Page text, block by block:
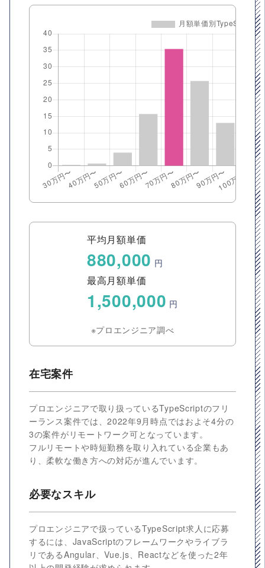
平均月額単価
880,000 円
最高月額単価
1,500,000 円
※プロエンジニア調べ
在宅案件
プロエンジニアで取り扱っているTypeScriptのフリ
ーランス案件では、2022年9月時点ではおよそ4分の
3の案件がリモートワーク可となっています。
フルリモートや時短勤務を取り入れている企業もあ
り、柔軟な働き方への対応が進んでいます。
必要なスキル
プロエンジニアで扱っているTypeScript求人に応募
するには、JavaScriptのフレームワークやライブラ
リであるAngular、Vue.js、Reactなどを使った2年